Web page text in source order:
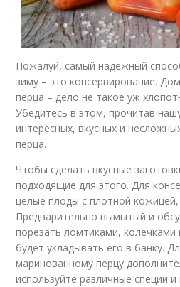
Пожалуй, самый надежный
зиму – это консервирование.
перца – дело не такое уж
Убедитесь в этом, прочитав
интересных, вкусных и
перца.
Чтобы сделать вкусные
подходящие для этого. Для
целые плоды с плотной кожицей,
Предварительно вымытый и
порезать ломтиками, колечками
будет укладывать его в банку.
маринованному перцу
используйте различные специи и